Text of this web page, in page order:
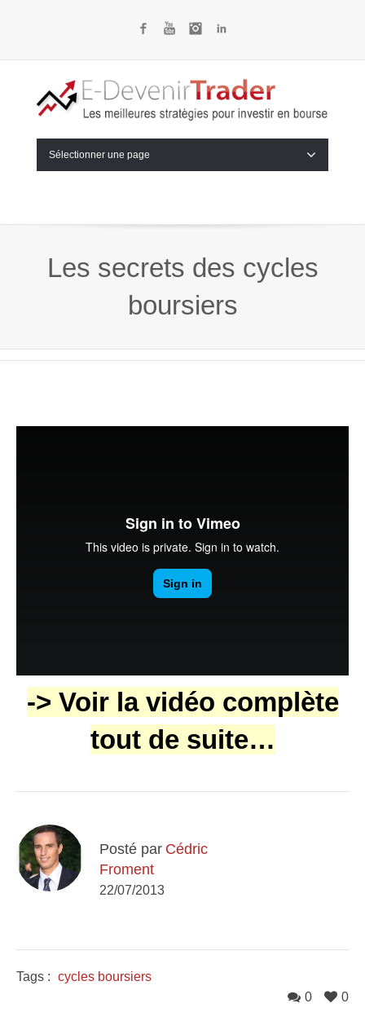
FacebookYouTubeInstagram
Sélectionner une page
Les secrets des cycles
boursiers
-> Voir la vidéo complète
tout de suite…
Posté par Cédric
Froment
22/07/2013
Tags : cycles boursiers
0
0